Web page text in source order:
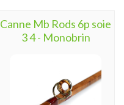
Canne Mb Rods 6p soie
3 4 - Monobrin